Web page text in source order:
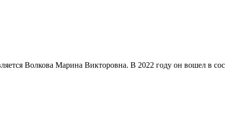
Волкова Марина Викторовна. В 2022 году он вошел в